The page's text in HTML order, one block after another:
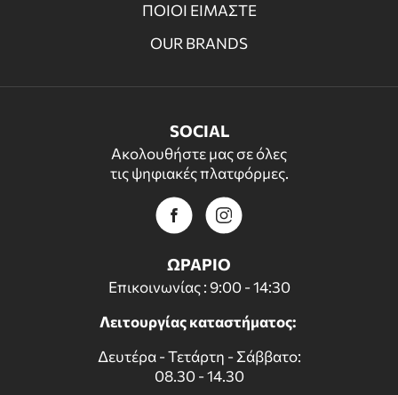
ΠΟΙΟΙ ΕΙΜΑΣΤΕ
OUR BRANDS
SOCIAL
Ακολουθήστε μας σε όλες
τις ψηφιακές πλατφόρμες.
ΩΡΑΡΙΟ
Επικοινωνίας : 9:00 - 14:30
Λειτουργίας καταστήματος:
Δευτέρα - Τετάρτη - Σάββατο:
08.30 - 14.30